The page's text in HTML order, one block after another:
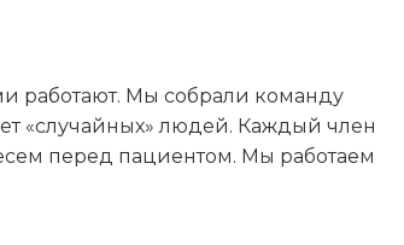
работают. Мы собрали команду
«случайных» людей. Каждый член
перед пациентом. Мы работаем